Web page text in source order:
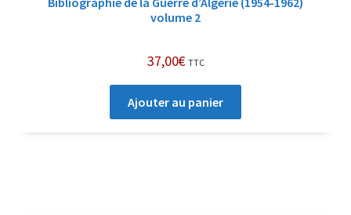
volume 2
37,00€ TTC
Ajouter au panier